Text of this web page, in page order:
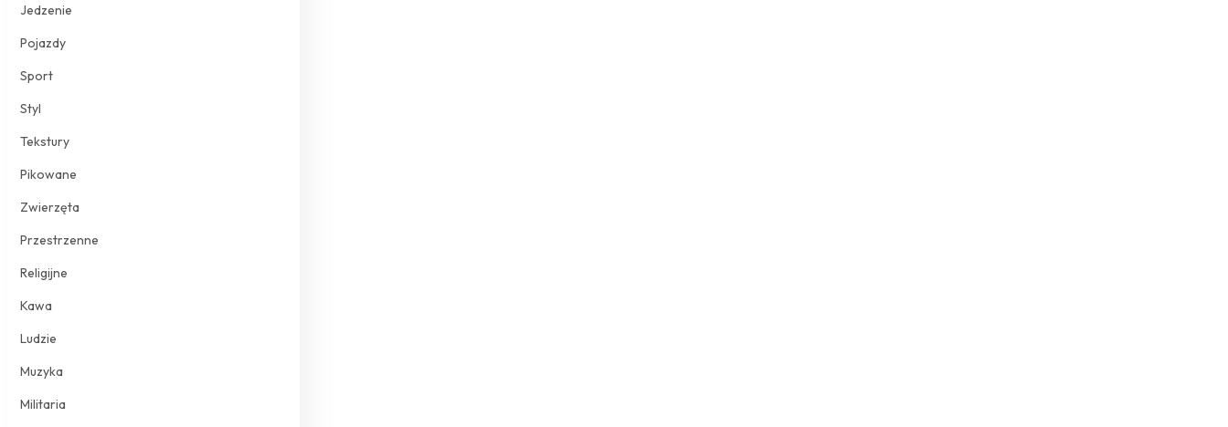
Jedzenie
Pojazdy
Sport
Styl
Tekstury
Pikowane
Zwierzęta
Przestrzenne
Religijne
Kawa
Ludzie
Muzyka
Militaria